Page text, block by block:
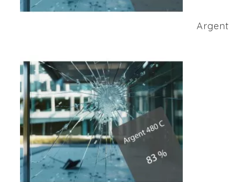
Argent